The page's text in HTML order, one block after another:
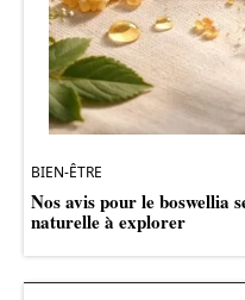
BIEN-ÊTRE
Nos avis pour le boswellia
naturelle à explorer